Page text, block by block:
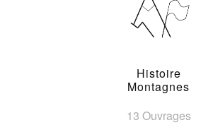
Histoire
Montagnes
13 Ouvrages